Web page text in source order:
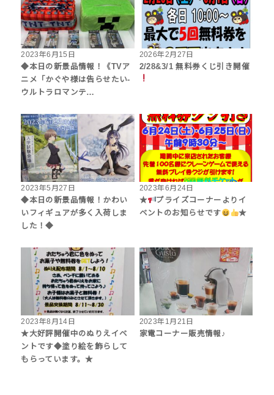
2023年6月15日
◆本日の新景品情報！《TVア
ニメ「かぐや様は告らせたい-
ウルトラロマンテ…
2026年2月27日
2/28&3/1 無料券くじ引き開催
2023年5月27日
◆本日の新景品情報！かわい
いフィギュアが多く入荷しま
した！◆
2023年6月24日
★
プライズコーナーよりイ
ベントのお知らせです
★
2023年8月14日
★大好評開催中のぬりえイベ
ントです◆塗り絵を飾らして
もらっています。★
2023年1月21日
家電コーナー販売情報♪